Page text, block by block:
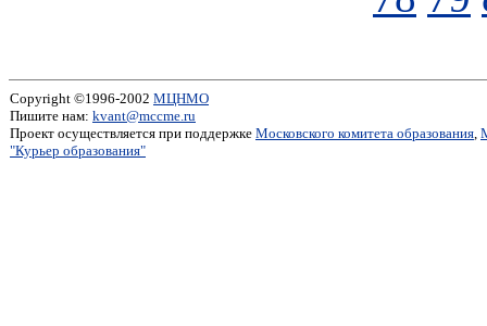
Copyright ©1996-2002 МЦНМО
Пишите нам: kvant@mccme.ru
Проект осуществляется при поддержке Московского комитета образования,
"Курьер образования"